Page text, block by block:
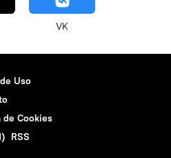
VK
Uso
de Cookies
RSS